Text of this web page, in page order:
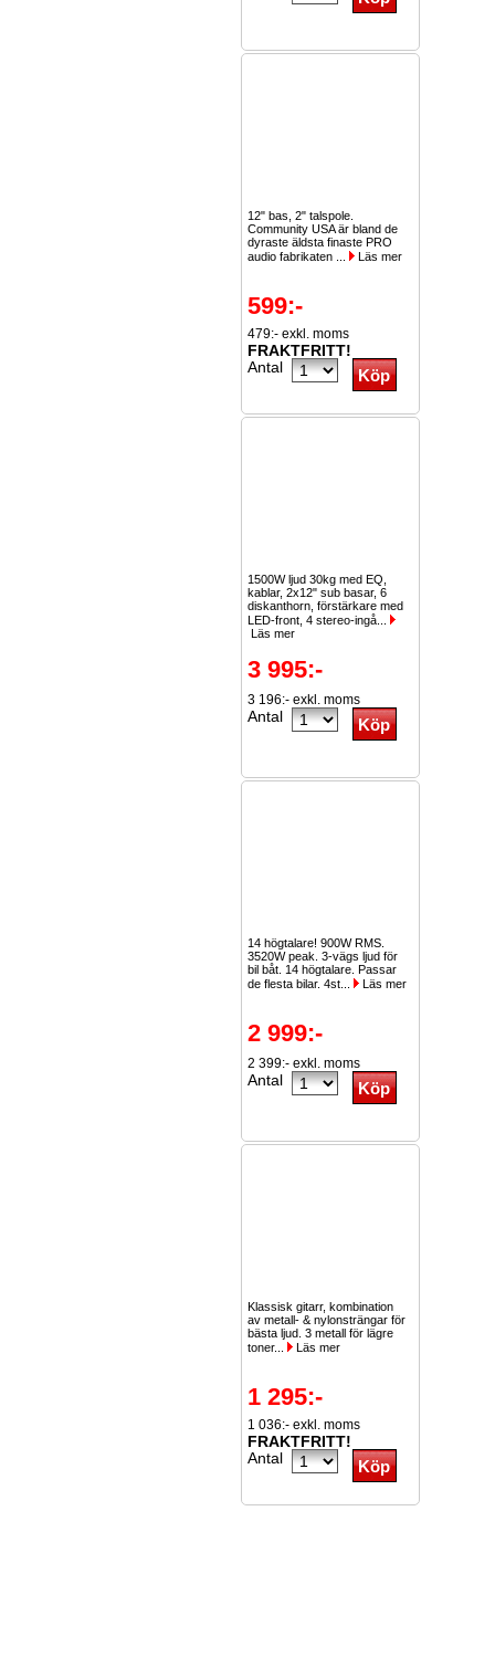
12" bas, 2" talspole.
Community USA är bland de
dyraste äldsta finaste PRO
audio fabrikaten ...
Läs mer
599:-
479:- exkl. moms
FRAKTFRITT!
Antal
1500W ljud 30kg med EQ,
kablar, 2x12" sub basar, 6
diskanthorn, förstärkare med
LED-front, 4 stereo-ingå...
Läs mer
3 995:-
3 196:- exkl. moms
Antal
14 högtalare! 900W RMS.
3520W peak. 3-vägs ljud för
bil båt. 14 högtalare. Passar
de flesta bilar. 4st...
Läs mer
2 999:-
2 399:- exkl. moms
Antal
Klassisk gitarr, kombination
av metall- & nylonsträngar för
bästa ljud. 3 metall för lägre
toner...
Läs mer
1 295:-
1 036:- exkl. moms
FRAKTFRITT!
Antal